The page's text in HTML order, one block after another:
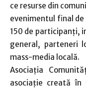
ce resurse din
evenimentul final
150 de participanți,
general, parteneri
mass-media locală.
Asociația
asociație creată în